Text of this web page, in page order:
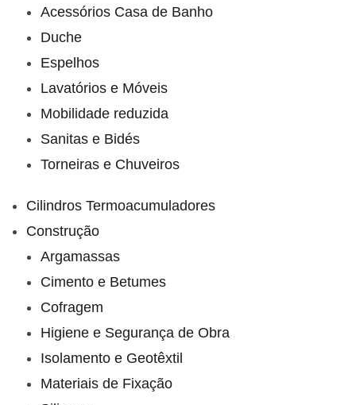
Acessórios Casa de Banho
Duche
Espelhos
Lavatórios e Móveis
Mobilidade reduzida
Sanitas e Bidés
Torneiras e Chuveiros
Cilindros Termoacumuladores
Construção
Argamassas
Cimento e Betumes
Cofragem
Higiene e Segurança de Obra
Isolamento e Geotêxtil
Materiais de Fixação